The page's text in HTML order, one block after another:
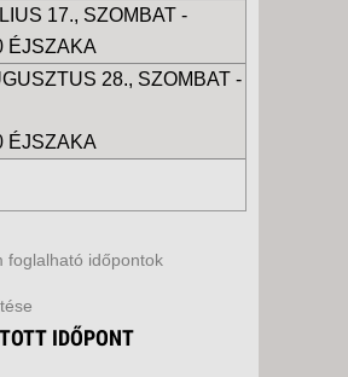
17., SZOMBAT -
ÉJSZAKA
28., SZOMBAT -
ÉJSZAKA
foglalható időpontok
IDŐPONT